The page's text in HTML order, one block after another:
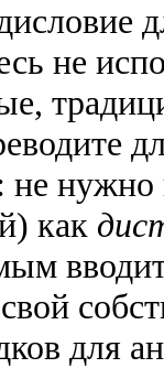
не
нужно
как
для